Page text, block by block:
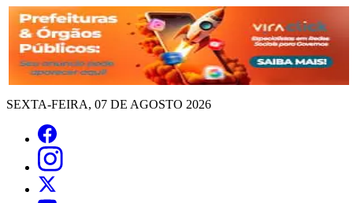
SEXTA-FEIRA, 07 DE AGOSTO 2026